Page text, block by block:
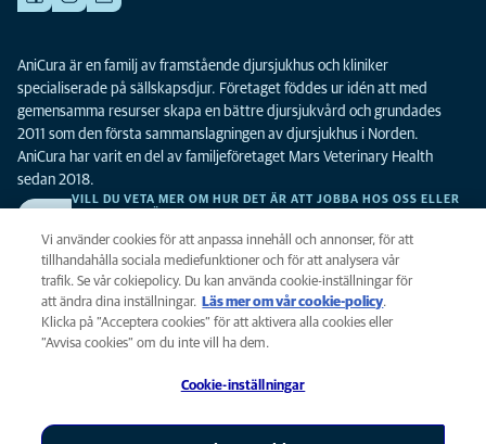
AniCura är en familj av framstående djursjukhus och kliniker
specialiserade på sällskapsdjur. Företaget föddes ur idén att med
gemensamma resurser skapa en bättre djursjukvård och grundades
2011 som den första sammanslagningen av djursjukhus i Norden.
AniCura har varit en del av familjeföretaget Mars Veterinary Health
sedan 2018.
VILL DU VETA MER OM HUR DET ÄR ATT JOBBA HOS OSS ELLER
Integritet
Legalt
Vi använder cookies för att anpassa innehåll och annonser, för att
tillhandahålla sociala mediefunktioner och för att analysera vår
trafik. Se vår cokiepolicy. Du kan använda cookie-inställningar för
att ändra dina inställningar.
Läs mer om vår cookie-policy(opens in a
new tab)
.
Klicka på ”Acceptera cookies” för att aktivera alla cookies eller
”Avvisa cookies” om du inte vill ha dem.
Cookie-inställningar